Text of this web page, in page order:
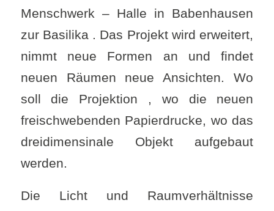
Menschwerk – Halle in Babenhausen
zur Basilika . Das Projekt wird erweitert,
nimmt neue Formen an und findet
neuen Räumen neue Ansichten. Wo
soll die Projektion , wo die neuen
freischwebenden Papierdrucke, wo das
dreidimensinale Objekt aufgebaut
werden.
Die Licht und Raumverhältnisse